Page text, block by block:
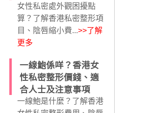
女性私密處外觀困擾點
算？了解香港私密整形項
目、陰唇縮小費...>>了解
更多
一線鮑係咩？香港女
性私密整形價錢、適
合人士及注意事項
一線鮑是什麼？了解香港